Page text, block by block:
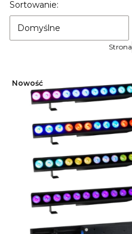
Lista produktów
Sortowanie:
Domyślne
Strona
Nowość